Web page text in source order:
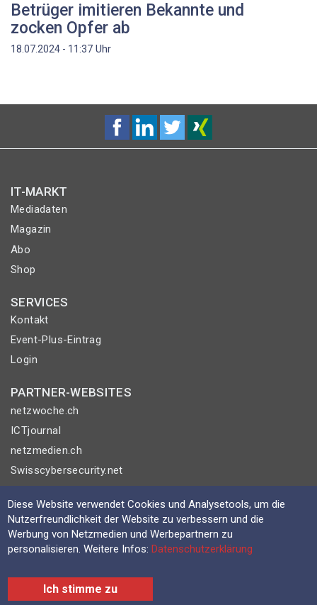
Betrüger imitieren Bekannte und
zocken Opfer ab
18.07.2024 - 11:37 Uhr
IT-MARKT
Mediadaten
Magazin
Abo
Shop
SERVICES
Kontakt
Event-Plus-Eintrag
Login
PARTNER-WEBSITES
netzwoche.ch
ICTjournal
netzmedien.ch
Swisscybersecurity.net
© NETZMEDIEN AG 2026
Impressum
AGB
Datenschutzerklärung
Diese Website verwendet Cookies und Analysetools, um die
Nutzerfreundlichkeit der Website zu verbessern und die
Werbung von Netzmedien und Werbepartnern zu
personalisieren. Weitere Infos:Datenschutzerklärung
Ich stimme zu